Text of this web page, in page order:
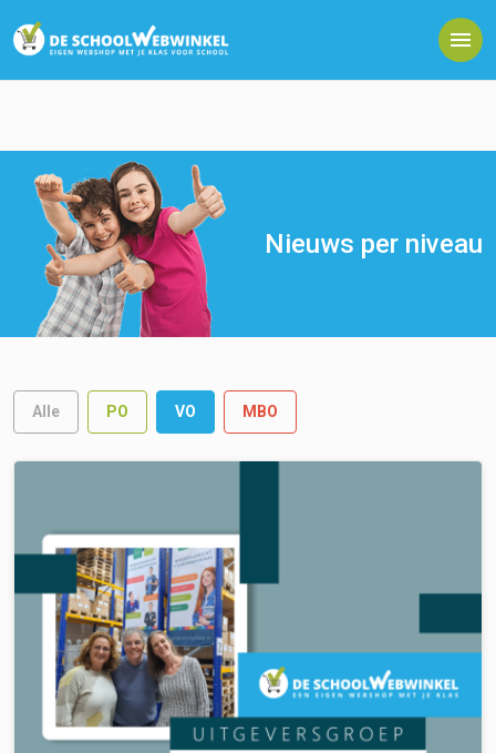
Nieuws per niveau
Alle PO VO MBO